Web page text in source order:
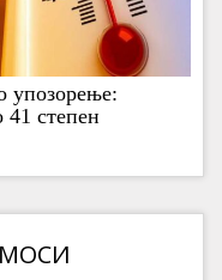
упозорење:
41 степен